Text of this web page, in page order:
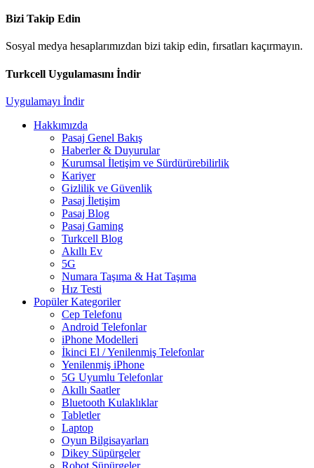
Bizi Takip Edin
Sosyal medya hesaplarımızdan bizi takip edin, fırsatları kaçırmayın.
Turkcell Uygulamasını İndir
Uygulamayı İndir
Hakkımızda
Pasaj Genel Bakış
Haberler & Duyurular
Kurumsal İletişim ve Sürdürürebilirlik
Kariyer
Gizlilik ve Güvenlik
Pasaj İletişim
Pasaj Blog
Pasaj Gaming
Turkcell Blog
Akıllı Ev
5G
Numara Taşıma & Hat Taşıma
Hız Testi
Popüler Kategoriler
Cep Telefonu
Android Telefonlar
iPhone Modelleri
İkinci El / Yenilenmiş Telefonlar
Yenilenmiş iPhone
5G Uyumlu Telefonlar
Akıllı Saatler
Bluetooth Kulaklıklar
Tabletler
Laptop
Oyun Bilgisayarları
Dikey Süpürgeler
Robot Süpürgeler